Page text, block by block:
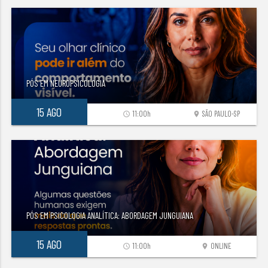
PÓS EM NEUROPSICOLOGIA
15 AGO location_on SÃO PAULO-SP
access_time 11:00h
PÓS EM PSICOLOGIA ANALÍTICA: ABORDAGEM JUNGUIANA
15 AGO location_on ONLINE
access_time 11:00h